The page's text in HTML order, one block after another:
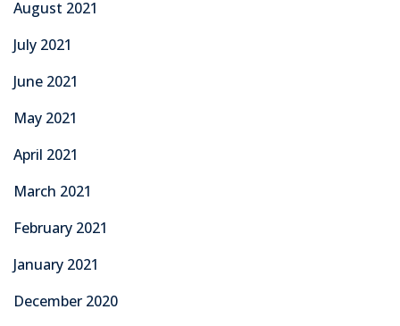
August 2021
July 2021
June 2021
May 2021
April 2021
March 2021
February 2021
January 2021
December 2020